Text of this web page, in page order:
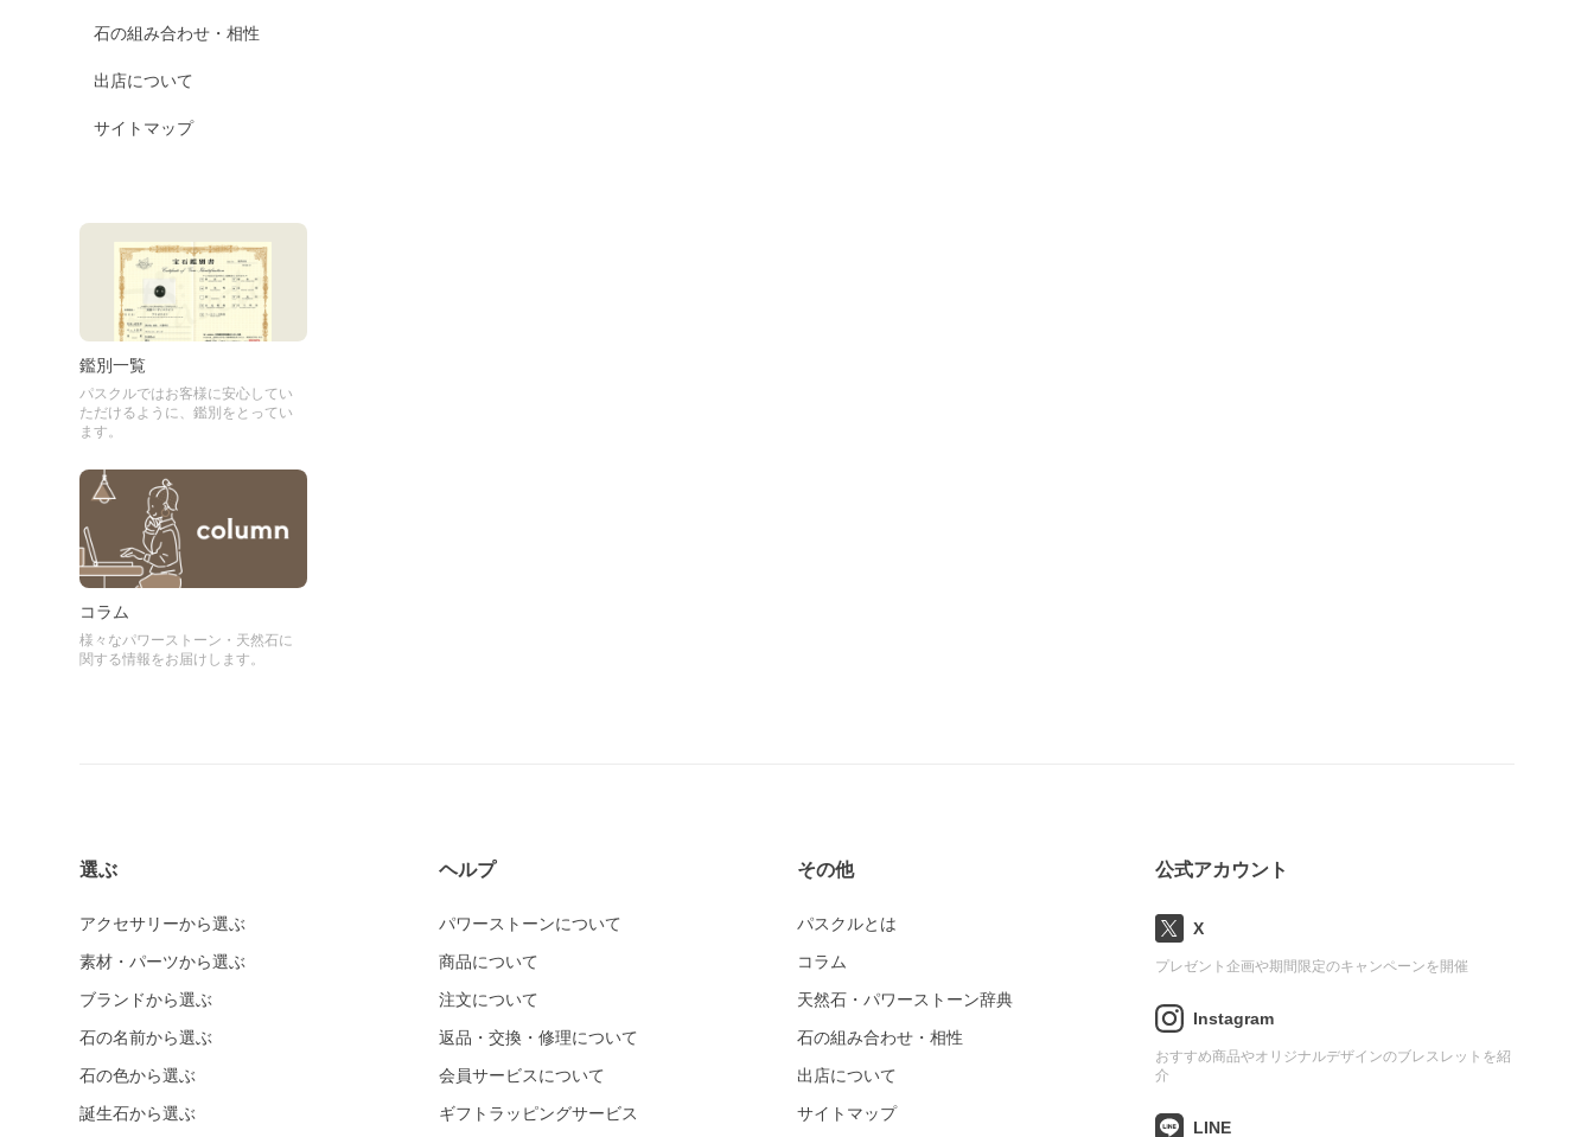
石の組み合わせ・相性
出店について
サイトマップ
鑑別一覧
パスクルではお客様に安心してい
ただけるように、鑑別をとってい
ます。
コラム
様々なパワーストーン・天然石に
関する情報をお届けします。
選ぶ
アクセサリーから選ぶ
素材・パーツから選ぶ
ブランドから選ぶ
石の名前から選ぶ
石の色から選ぶ
誕生石から選ぶ
ヘルプ
パワーストーンについて
商品について
注文について
返品・交換・修理について
会員サービスについて
ギフトラッピングサービス
その他
パスクルとは
コラム
天然石・パワーストーン辞典
石の組み合わせ・相性
出店について
サイトマップ
公式アカウント
X
プレゼント企画や期間限定のキャンペーンを開催
Instagram
おすすめ商品やオリジナルデザインのブレスレットを紹
介
LINE